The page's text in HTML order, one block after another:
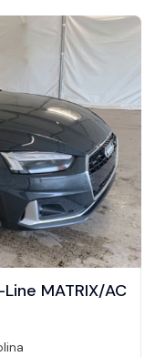
MATRIX/AC